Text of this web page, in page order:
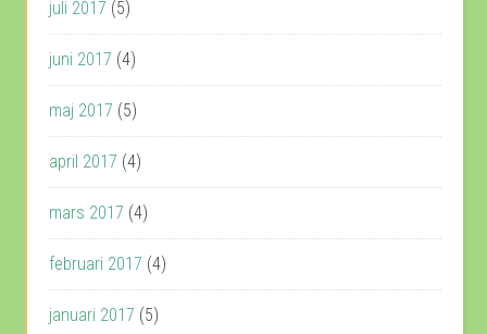
juli 2017 (5)
juni 2017 (4)
maj 2017 (5)
april 2017 (4)
mars 2017 (4)
februari 2017 (4)
januari 2017 (5)